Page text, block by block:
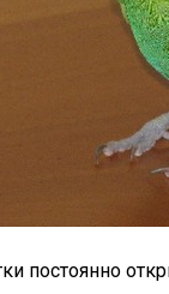
постоянно